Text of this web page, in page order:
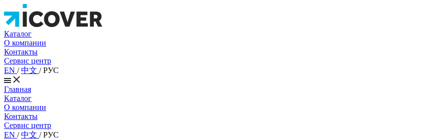
Каталог
О компании
Контакты
Сервис центр
EN /中文 /РУС
Главная
Каталог
О компании
Контакты
Сервис центр
EN /中文 /РУС